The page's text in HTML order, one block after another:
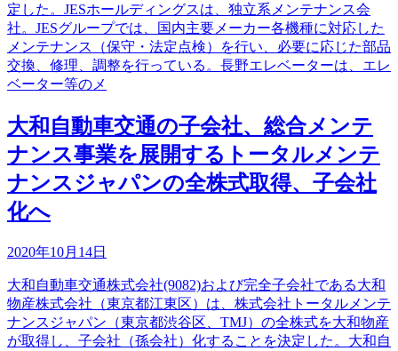
定した。JESホールディングスは、独立系メンテナンス会
社。JESグループでは、国内主要メーカー各機種に対応した
メンテナンス（保守・法定点検）を行い、必要に応じた部品
交換、修理、調整を行っている。長野エレベーターは、エレ
ベーター等のメ
大和自動車交通の子会社、総合メンテ
ナンス事業を展開するトータルメンテ
ナンスジャパンの全株式取得、子会社
化へ
2020年10月14日
大和自動車交通株式会社(9082)および完全子会社である大和
物産株式会社（東京都江東区）は、株式会社トータルメンテ
ナンスジャパン（東京都渋谷区、TMJ）の全株式を大和物産
が取得し、子会社（孫会社）化することを決定した。大和自